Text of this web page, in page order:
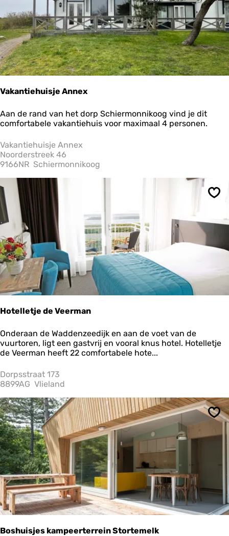
Vakantiehuisje Annex
V
a
a
n
t
e
h
u
s
e
A
n
n
e
x
Aan de rand van het dorp Schiermonnikoog vind je dit
comfortabele vakantiehuis voor maximaal 4 personen.
Vakantiehuisje Annex
Noorderstreek 46
9166NR Schiermonnikoog
Hotelletje de Veerman
H
o
t
l
l
t
j
e
d
e
V
e
e
r
m
a
n
Onderaan de Waddenzeedijk en aan de voet van de
vuurtoren, ligt een gastvrij en vooral knus hotel. Hotelletje
de Veerman heeft 22 comfortabele hote...
Dorpsstraat 173
8899AG Vlieland
Boshuisjes kampeerterrein Stortemelk